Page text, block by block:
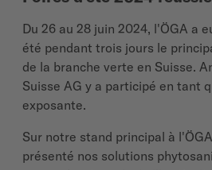
Du 26 au 28 juin 2024, l'ÖGA a
été pendant trois jours le
de la branche verte en Suisse.
Suisse AG y a participé en tant
exposante.
Sur notre stand principal à
présenté nos solutions